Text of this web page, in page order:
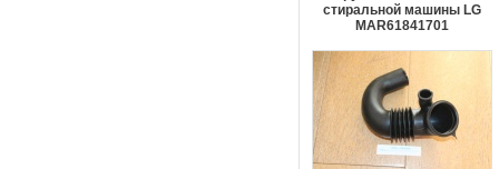
стиральной машины LG
MAR61841701